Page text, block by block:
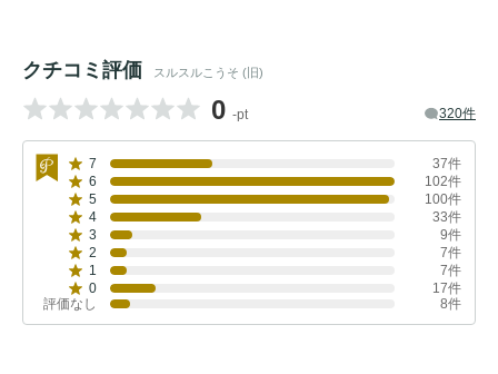
クチコミ評価 スルスルこうそ (旧)
0 -pt 320件
7
37件
6
102件
5
100件
4
33件
3
9件
2
7件
1
7件
0
17件
評価なし
8件